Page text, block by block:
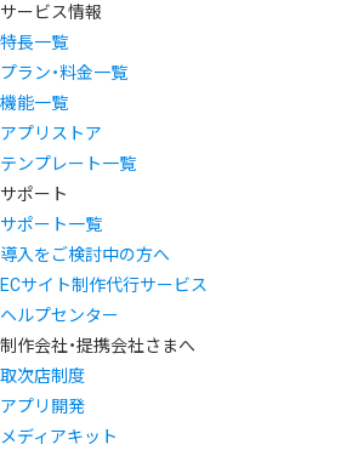
サービス情報
特長一覧
プラン・料金一覧
機能一覧
アプリストア
テンプレート一覧
サポート
サポート一覧
導入をご検討中の方へ
ECサイト制作代行サービス
ヘルプセンター
制作会社・提携会社さまへ
取次店制度
アプリ開発
メディアキット